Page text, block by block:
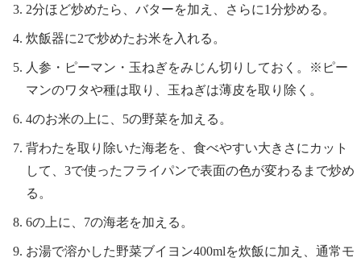
2分ほど炒めたら、バターを加え、さらに1分炒める。
炊飯器に2で炒めたお米を入れる。
人参・ピーマン・玉ねぎをみじん切りしておく。※ピー
マンのワタや種は取り、玉ねぎは薄皮を取り除く。
4のお米の上に、5の野菜を加える。
背わたを取り除いた海老を、食べやすい大きさにカット
して、3で使ったフライパンで表面の色が変わるまで炒め
る。
6の上に、7の海老を加える。
お湯で溶かした野菜ブイヨン400mlを炊飯に加え、通常モ